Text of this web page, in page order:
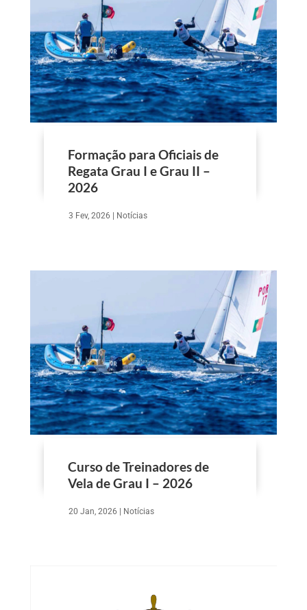
Formação para Oficiais de
Regata Grau I e Grau II –
2026
3 Fev, 2026 Notícias
Curso de Treinadores de
Vela de Grau I – 2026
20 Jan, 2026 Notícias